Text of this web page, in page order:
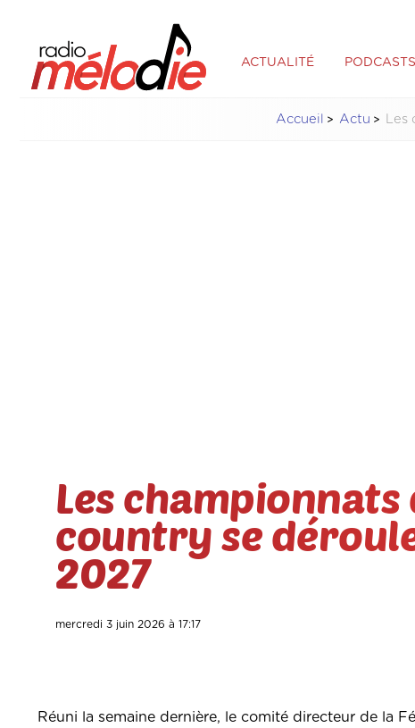
ACTUALITÉ PODCASTS
Accueil Actu
Les championnats
country se
2027
mercredi 3 juin 2026 à 17:17
Réuni la semaine dernière, le comité directeur de la